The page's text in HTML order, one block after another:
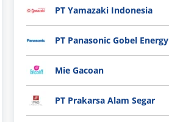
PT Yamazaki Indonesia
PT Panasonic Gobel Energy
Mie Gacoan
PT Prakarsa Alam Segar